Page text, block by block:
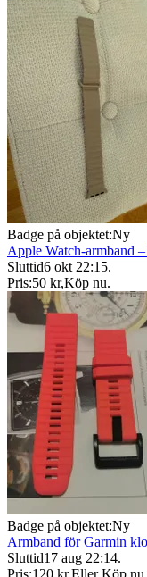
Badge på objektet:Ny
Apple Watch-armband
Sluttid6 okt 22:15.
Pris:50 kr,Köp nu.
Badge på objektet:Ny
Armband för Garmin
Sluttid17 aug 22:14.
Pris:120 kr,Eller Köp nu